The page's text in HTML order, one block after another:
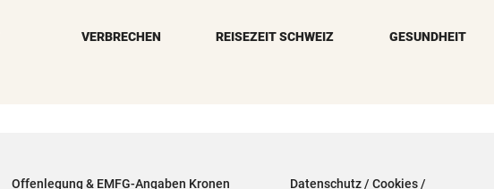
VERBRECHEN REISEZEIT SCHWEIZ GESUNDHEIT
Offenlegung & EMFG-Angaben Kronen Datenschutz / Cookies /